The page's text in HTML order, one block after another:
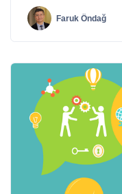
Faruk Öndağ